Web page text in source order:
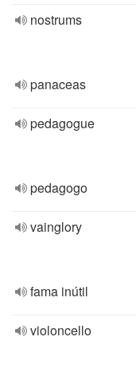
nostrums
panaceas
pedagogue
pedagogo
vainglory
fama inútil
violoncello